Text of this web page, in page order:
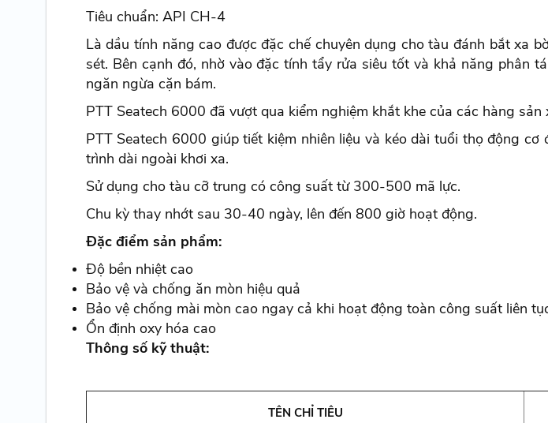
Tiêu chuẩn: API CH-4
Là dầu tính năng cao được đặc chế chuyên dụng cho tàu đánh bắt xa
sét. Bên cạnh đó, nhờ vào đặc tính tẩy rửa siêu tốt và khả năng phân
ngăn ngừa cặn bám.
PTT Seatech 6000 đã vượt qua kiểm nghiệm khắt khe của các hàng sản
PTT Seatech 6000 giúp tiết kiệm nhiên liệu và kéo dài tuổi thọ động
trình dài ngoài khơi xa.
Sử dụng cho tàu cỡ trung có công suất từ 300-500 mã lực.
Chu kỳ thay nhớt sau 30-40 ngày, lên đến 800 giờ hoạt động.
Đặc điểm sản phẩm:
Độ bền nhiệt cao
Bảo vệ và chống ăn mòn hiệu quả
Bảo vệ chống mài mòn cao ngay cả khi hoạt động toàn công suất liên
Ổn định oxy hóa cao
Thông số kỹ thuật:
TÊN CHỈ TIÊU